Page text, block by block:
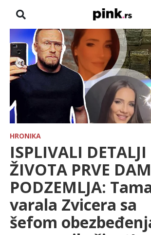
NASLOVNA
VESTI
SHOWBIZ
HRONIKA
FARMERI
TV
SPORT
LIFESTYLE
HRONIKA
ISPLIVALI DETALJI
ŽIVOTA PRVE
PODZEMLJA:
varala Zvicera sa
šefom